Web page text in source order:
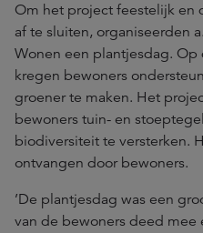
Om het project feestelijk en
af te sluiten, organiseerden
Wonen een plantjesdag.
kregen bewoners
groener te maken. Het
bewoners tuin- en
biodiversiteit te versterken.
ontvangen door bewoners.
’De plantjesdag was een
van de bewoners deed mee